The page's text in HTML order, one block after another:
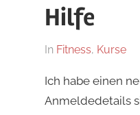
Hilfe
Am
November
2024
Von
In Fitness, Kurse
Ich habe einen
Anmeldedetails